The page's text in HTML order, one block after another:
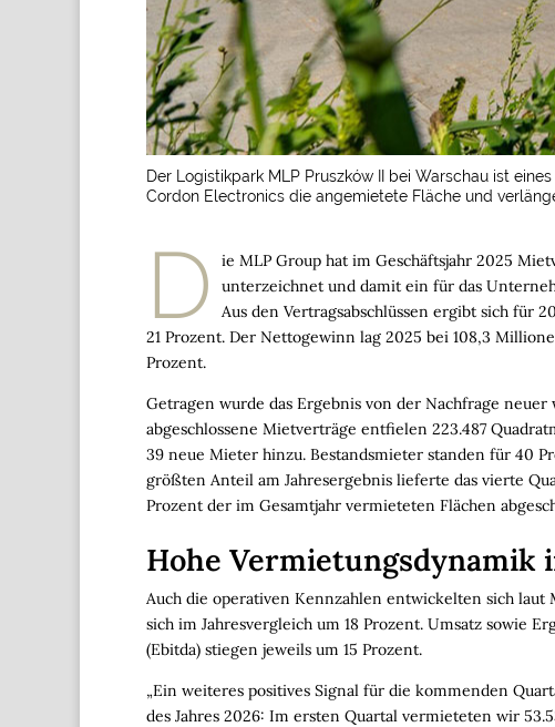
Der Logistikpark MLP Pruszków II bei Warschau ist
Cordon Electronics die angemietete Fläche und
D
ie MLP Group hat im Geschäftsjahr 2025
unterzeichnet und damit ein für das
Aus den Vertragsabschlüssen ergibt sich für
21 Prozent. Der Nettogewinn lag 2025 bei 108,3
Prozent.
Getragen wurde das Ergebnis von der Nachfrage
abgeschlossene Mietverträge entfielen 223.487
39 neue Mieter hinzu. Bestandsmieter standen für 40
größten Anteil am Jahresergebnis lieferte das vierte
Prozent der im Gesamtjahr vermieteten Flächen
Hohe Vermietungsdynamik
Auch die operativen Kennzahlen entwickelten sich laut
sich im Jahresvergleich um 18 Prozent. Umsatz sowie
(Ebitda) stiegen jeweils um 15 Prozent.
„Ein weiteres positives Signal für die kommenden
des Jahres 2026: Im ersten Quartal vermieteten wir